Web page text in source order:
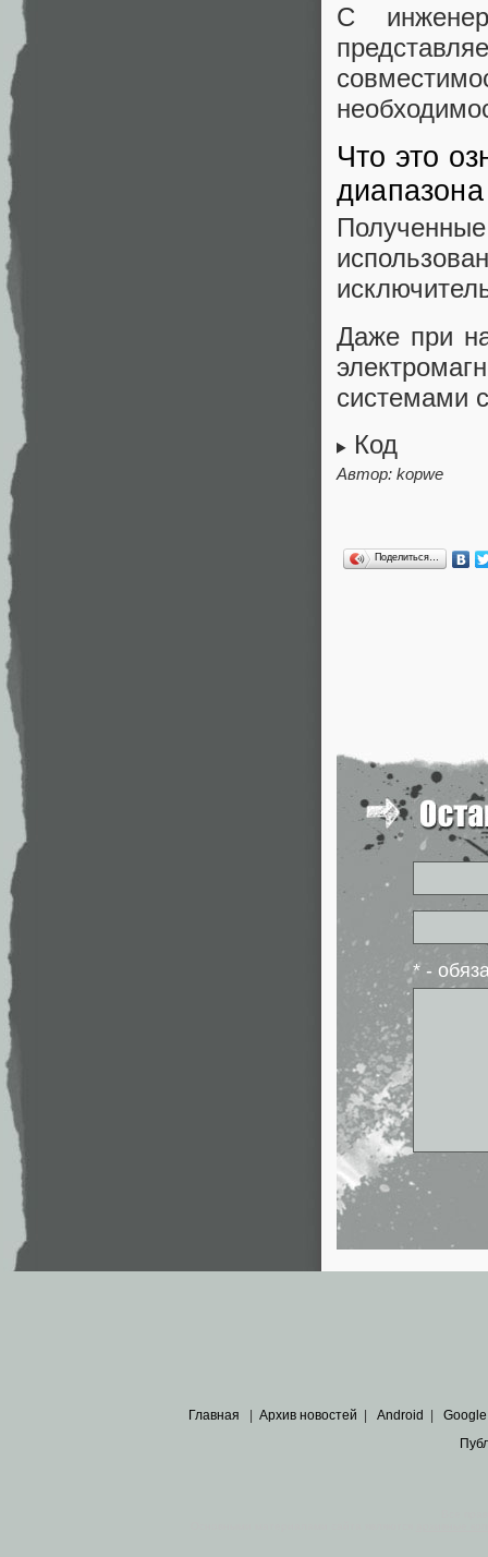
С
Что это
Даже при
системами
Код
Автор: kopwe
Поделиться…
* -
Главная Архив новостей Android Google